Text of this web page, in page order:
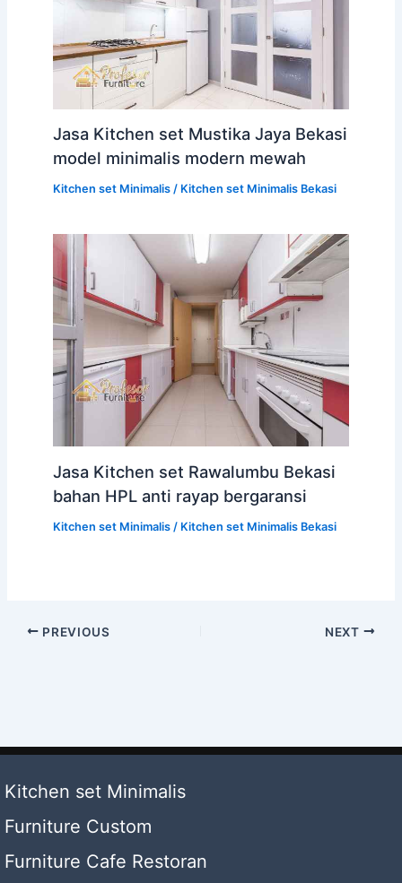
Jasa Kitchen set Mustika Jaya Bekasi
model minimalis modern mewah
Kitchen set Minimalis/ Kitchen set Minimalis Bekasi
Jasa Kitchen set Rawalumbu Bekasi
bahan HPL anti rayap bergaransi
Kitchen set Minimalis/ Kitchen set Minimalis Bekasi
PREVIOUS NEXT
Kitchen set Minimalis
Furniture Custom
Furniture Cafe Restoran